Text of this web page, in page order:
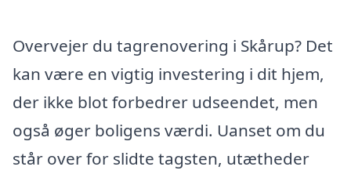
Overvejer du tagrenovering i Skårup? Det
kan være en vigtig investering i dit hjem,
der ikke blot forbedrer udseendet, men
også øger boligens værdi. Uanset om du
står over for slidte tagsten, utætheder